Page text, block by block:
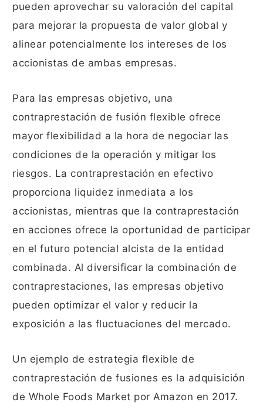
pueden aprovechar su valoración del capital
para mejorar la propuesta de valor global y
alinear potencialmente los intereses de los
accionistas de ambas empresas.
Para las empresas objetivo, una
contraprestación de fusión flexible ofrece
mayor flexibilidad a la hora de negociar las
condiciones de la operación y mitigar los
riesgos. La contraprestación en efectivo
proporciona liquidez inmediata a los
accionistas, mientras que la contraprestación
en acciones ofrece la oportunidad de participar
en el futuro potencial alcista de la entidad
combinada. Al diversificar la combinación de
contraprestaciones, las empresas objetivo
pueden optimizar el valor y reducir la
exposición a las fluctuaciones del mercado.
Un ejemplo de estrategia flexible de
contraprestación de fusiones es la adquisición
de Whole Foods Market por Amazon en 2017.